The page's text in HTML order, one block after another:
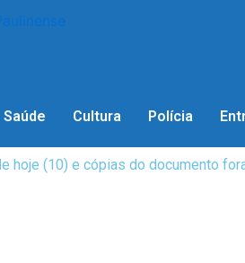
Saúde Cultura Polícia
hoje (10) e cópias do documento